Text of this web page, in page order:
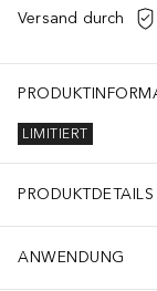
Versand durch
LIMITIERT
PRODUKTDETAILS
ANWENDUNG